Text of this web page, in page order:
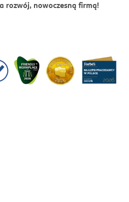
rozwój, nowoczesną firmą!